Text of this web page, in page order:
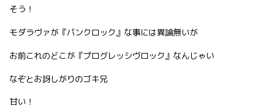
そう！
モダラヴァが『パンクロック』な事には異論無いが
お前これのどこが『プログレッシヴロック』なんじゃい
なぞとお訝しがりのゴキ兄
甘い！